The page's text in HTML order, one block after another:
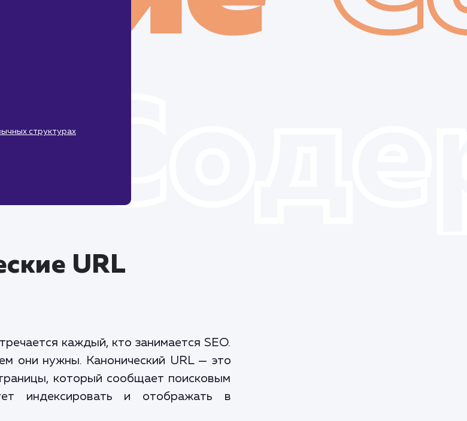
структурах
URL
каждый, кто занимается SEO.
они нужны. Канонический URL — это
который сообщает поисковым
индексировать и отображать в